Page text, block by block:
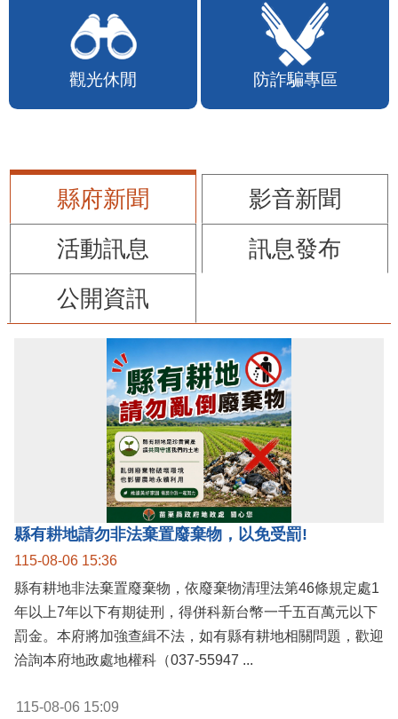
觀光休閒 防詐騙專區
縣府新聞
影音新聞
活動訊息
訊息發布
公開資訊
縣有耕地請勿非法棄置廢棄物，以免受罰!
115-08-06 15:36
縣有耕地非法棄置廢棄物，依廢棄物清理法第46條規定處1
年以上7年以下有期徒刑，得併科新台幣一千五百萬元以下
罰金。本府將加強查緝不法，如有縣有耕地相關問題，歡迎
洽詢本府地政處地權科（037-55947 ...
115-08-06 15:09